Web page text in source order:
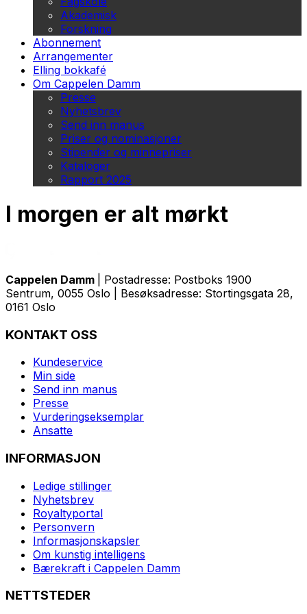
Akademisk
Forskning
Abonnement
Arrangementer
Elling bokkafé
Om Cappelen Damm
Presse
Nyhetsbrev
Send inn manus
Priser og nominasjoner
Stipender og minnepriser
Kataloger
Rapport 2025
I morgen er alt mørkt
Cappelen Damm
| Postadresse: Postboks 1900
Sentrum, 0055 Oslo | Besøksadresse: Stortingsgata 28,
0161 Oslo
KONTAKT OSS
Kundeservice
Min side
Send inn manus
Presse
Vurderingseksemplar
Ansatte
INFORMASJON
Ledige stillinger
Nyhetsbrev
Royaltyportal
Personvern
Informasjonskapsler
Om kunstig intelligens
Bærekraft i Cappelen Damm
NETTSTEDER